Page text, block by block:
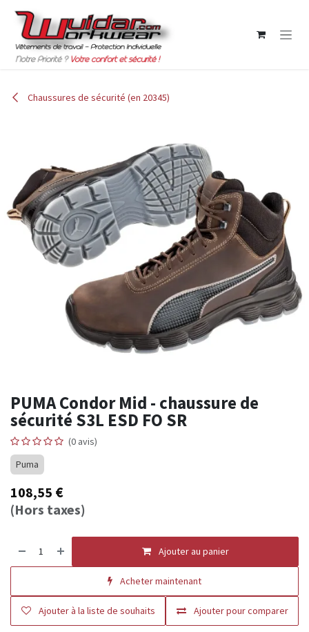
Chaussures de sécurité (en 20345)
PUMA Condor Mid - chaussure de
sécurité S3L ESD FO SR
(0 avis)
Puma
108,55 €
(Hors taxes)
Ajouter au panier
Acheter maintenant
Ajouter pour comparer
Ajouter à la liste de souhaits